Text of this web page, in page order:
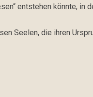
entstehen könnte,
Seelen, die ihren